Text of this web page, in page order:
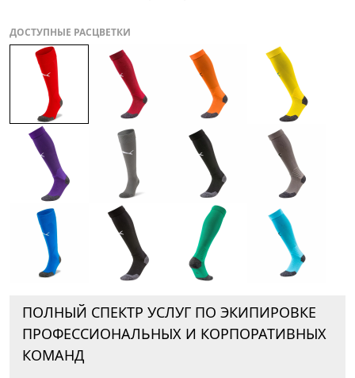
ДОСТУПНЫЕ РАСЦВЕТКИ
ПОЛНЫЙ СПЕКТР УСЛУГ ПО ЭКИПИРОВКЕ
ПРОФЕССИОНАЛЬНЫХ И КОРПОРАТИВНЫХ
КОМАНД